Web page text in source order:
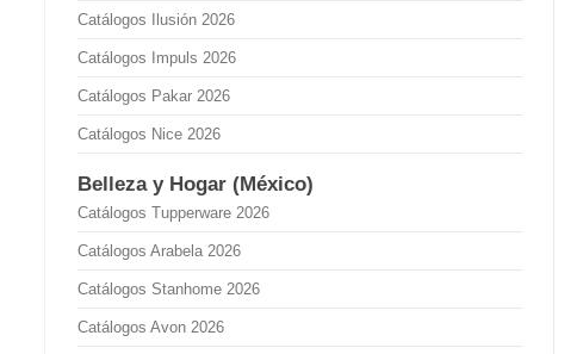
Catálogos Ilusión 2026
Catálogos Impuls 2026
Catálogos Pakar 2026
Catálogos Nice 2026
Belleza y Hogar (México)
Catálogos Tupperware 2026
Catálogos Arabela 2026
Catálogos Stanhome 2026
Catálogos Avon 2026